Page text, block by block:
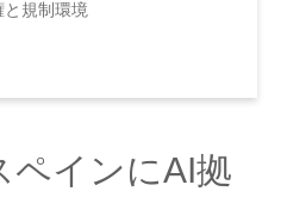
と規制環境
ペインにAI拠